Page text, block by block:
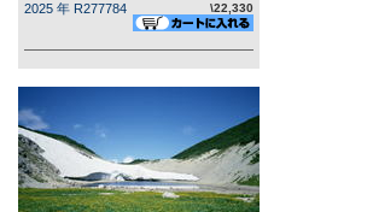
2025 年 R277784
\22,330